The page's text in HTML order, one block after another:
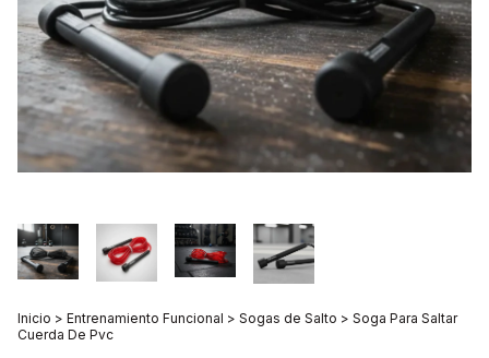
Inicio > Entrenamiento Funcional > Sogas de Salto > Soga Para Saltar
Cuerda De Pvc